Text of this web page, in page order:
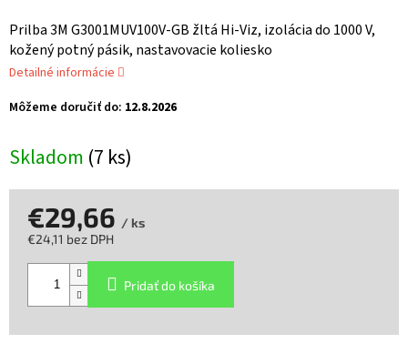
Skladom (7 ks)
Môžeme doručiť do: 12.8.2026
Prilba 3M G3001MUV100V-GB žltá Hi-Viz, izolácia do 1000 V,
kožený potný pásik, nastavovacie koliesko
Detailné informácie
€29,66 / ks
€24,11 bez DPH
Pridať do košíka